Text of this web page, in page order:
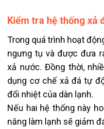
Kiểm tra hệ thống xả
Trong quá trình hoạt
ngưng tụ và được đưa
xả nước. Đồng thời,
dụng cơ chế xả đá tự
đổi nhiệt của dàn lạnh.
Nếu hai hệ thống này
năng làm lạnh sẽ giảm